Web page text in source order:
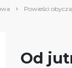
Powieści
Od